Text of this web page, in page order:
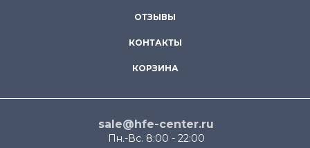
ОТЗЫВЫ
КОНТАКТЫ
КОРЗИНА
sale@hfe-center.ru
Пн.-Вс. 8:00 - 22:00